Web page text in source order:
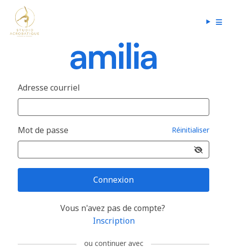
Adresse courriel
Mot de passe Réinitialiser
Connexion
Vous n'avez pas de compte?
Inscription
ou continuer avec